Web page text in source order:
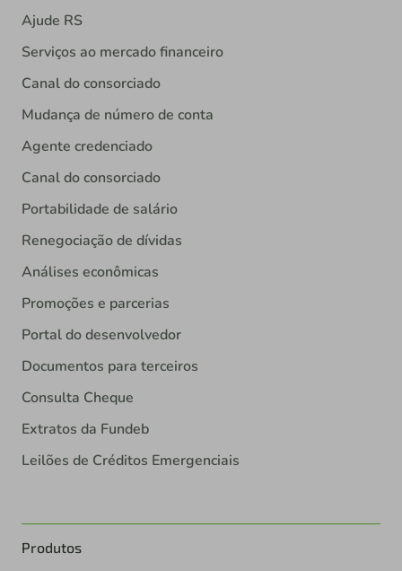
Ajude RS
Serviços ao mercado financeiro
Canal do consorciado
Mudança de número de conta
Agente credenciado
Canal do consorciado
Portabilidade de salário
Renegociação de dívidas
Análises econômicas
Promoções e parcerias
Portal do desenvolvedor
Documentos para terceiros
Consulta Cheque
Extratos da Fundeb
Leilões de Créditos Emergenciais
Produtos